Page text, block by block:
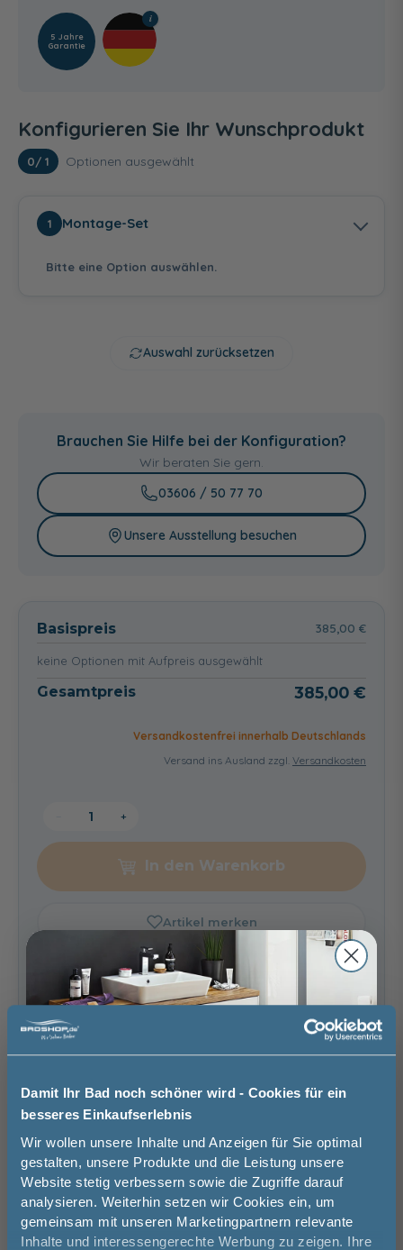
Damit Ihr Bad noch schöner wird - Cookies für ein
besseres Einkaufserlebnis
Wir wollen unsere Inhalte und Anzeigen für Sie optimal
gestalten, unsere Produkte und die Leistung unsere
Website stetig verbessern sowie die Zugriffe darauf
analysieren. Weiterhin setzen wir Cookies ein, um
gemeinsam mit unseren Marketingpartnern relevante
Inhalte und interessengerechte Werbung zu zeigen. Ihre
5 Jahre
Garantie
Konfigurieren Sie Ihr Wunschprodukt
0/ 1 Optionen ausgewählt
1 Montage-Set
Bitte eine Option auswählen.
Füßen und
Randverstärkung
224,00 €
Füßen,
Auswahl zurücksetzen
Brauchen Sie Hilfe bei der Konfiguration?
Wir beraten Sie gern.
03606 / 50 77 70
Unsere Ausstellung besuchen
Basispreis 385,00 €
keine Optionen mit Aufpreis ausgewählt
Gesamtpreis 385,00 €
Versandkostenfrei innerhalb Deutschlands
Versand ins Ausland zzgl. Versandkosten
+
In den Warenkorb
Artikel merken
Lieferzeit:
ca. 1 - 2 Wochen
i
Spedition
Sicher einkaufen
Weitere Artikel der Serie
Das passt dazu
Jetzt 50 € sparen!
Melde Sie sich hier zu unserem
Newsletter an und sparen Sie
50€* auf Ihre Bestellung!